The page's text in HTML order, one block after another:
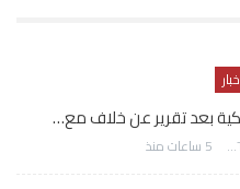
بعد تقرير عن خلاف مع…
AWATEF ABDELHAMED 5 ساعات منذ